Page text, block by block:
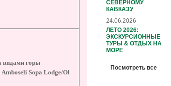
видами горы
Amboseli Sopa Lodge/Ol
СЕВЕРНОМУ
КАВКАЗУ
24.06.2026
ЛЕТО 2026:
ЭКСКУРСИОННЫЕ
ТУРЫ & ОТДЫХ НА
МОРЕ
Посмотреть все